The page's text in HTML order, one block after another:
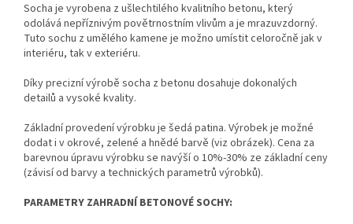
Socha je vyrobena z ušlechtilého kvalitního betonu, který
odolává nepříznivým povětrnostním vlivům a je mrazuvzdorný.
Tuto sochu z umělého kamene je možno umístit celoročně jak v
interiéru, tak v exteriéru.
Díky precizní výrobě socha z betonu dosahuje dokonalých
detailů a vysoké kvality.
Základní provedení výrobku je šedá patina. Výrobek je možné
dodat i v okrové, zelené a hnědé barvě (viz obrázek). Cena za
barevnou úpravu výrobku se navýší o 10%-30% ze základní ceny
(závisí od barvy a technických parametrů výrobků).
PARAMETRY ZAHRADNÍ BETONOVÉ SOCHY: